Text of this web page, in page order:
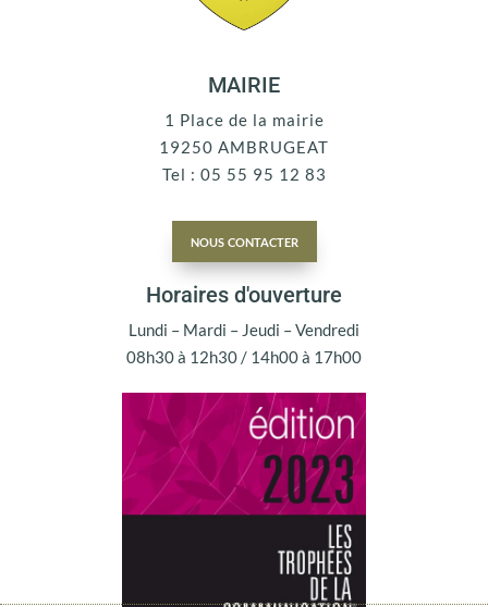
MAIRIE
1 Place de la mairie
19250 AMBRUGEAT
Tel : 05 55 95 12 83
nous contacter
Horaires d'ouverture
Lundi – Mardi – Jeudi – Vendredi
08h30 à 12h30 / 14h00 à 17h00